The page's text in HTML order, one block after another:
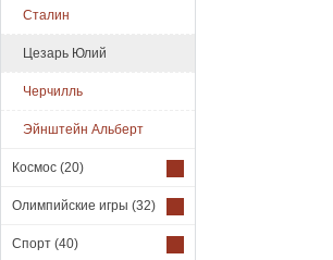
Сталин
Цезарь Юлий
Черчилль
Эйнштейн Альберт
Космос (20)
Олимпийские игры (32)
Спорт (40)